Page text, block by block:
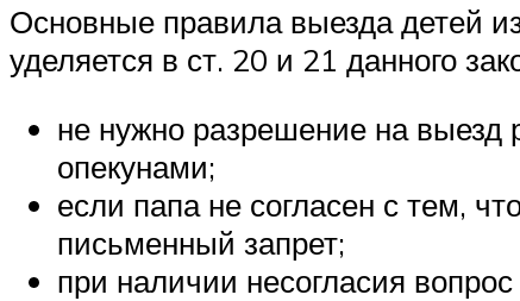
Основные правила выезда детей
уделяется в ст. 20 и 21 данного
не нужно разрешение на выезд
опекунами;
если папа не согласен с тем,
письменный запрет;
при наличии несогласия